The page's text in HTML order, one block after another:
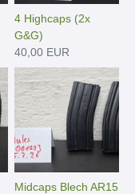
4 Highcaps (2x
G&G)
40,00 EUR
Midcaps Blech AR15